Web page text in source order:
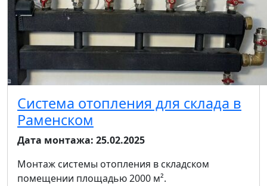
Система отопления для склада в
Раменском
Дата монтажа: 25.02.2025
Монтаж системы отопления в складском
помещении площадью 2000 м².